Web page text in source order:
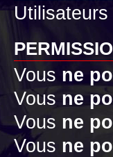
Vous ne
Vous ne
Vous ne
Vous ne